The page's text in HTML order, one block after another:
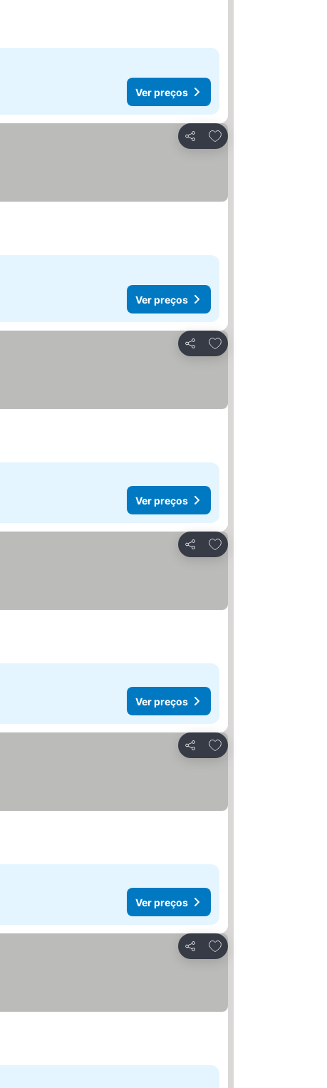
Ver preços
Partilhar
Adicionar aos favoritos
Ver preços
Partilhar
Adicionar aos favoritos
Ver preços
Partilhar
Adicionar aos favoritos
Ver preços
Partilhar
Adicionar aos favoritos
Ver preços
Partilhar
Adicionar aos favoritos